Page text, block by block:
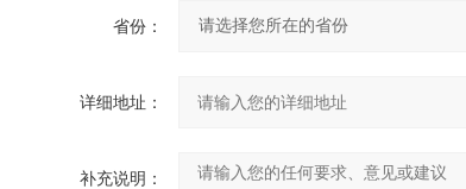
省份：
详细地址：
补充说明：